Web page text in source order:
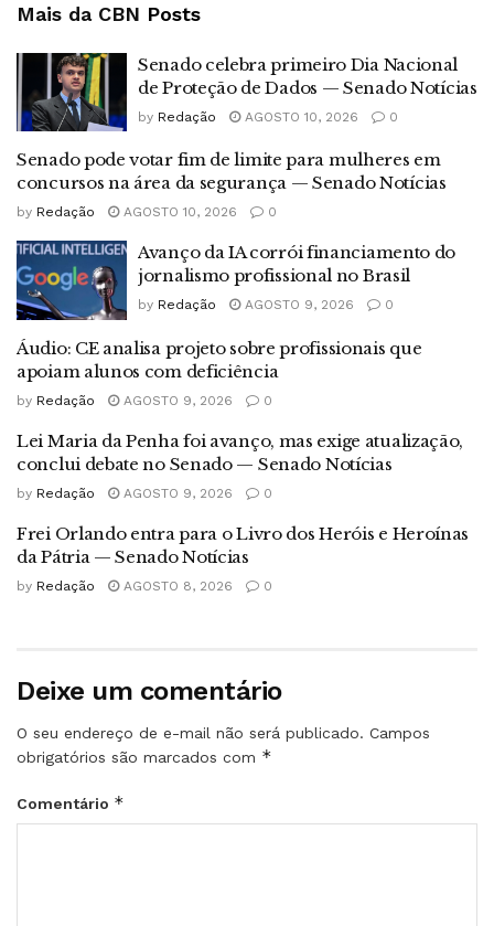
Mais da CBN Posts
Senado celebra primeiro Dia Nacional
de Proteção de Dados — Senado Notícias
by Redação AGOSTO 10, 2026 0
Senado pode votar fim de limite para mulheres em
concursos na área da segurança — Senado Notícias
by Redação AGOSTO 10, 2026 0
Avanço da IA corrói financiamento do
jornalismo profissional no Brasil
by Redação AGOSTO 9, 2026 0
Áudio: CE analisa projeto sobre profissionais que
apoiam alunos com deficiência
by Redação AGOSTO 9, 2026 0
Lei Maria da Penha foi avanço, mas exige atualização,
conclui debate no Senado — Senado Notícias
by Redação AGOSTO 9, 2026 0
Frei Orlando entra para o Livro dos Heróis e Heroínas
da Pátria — Senado Notícias
by Redação AGOSTO 8, 2026 0
Deixe um comentário
O seu endereço de e-mail não será publicado. Campos
obrigatórios são marcados com *
Comentário *